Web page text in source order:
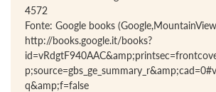
4572
Fonte: Google books
http://books.google.it/books?
q&amp;f=false